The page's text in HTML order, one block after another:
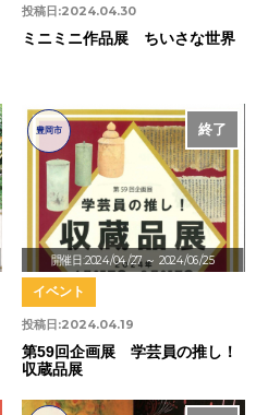
投稿日:2024.04.30
ミニミニ作品展 ちいさな世界
開催日:2024/04/27 ～ 2024/06/25
終了
豊岡市
投稿日:2024.04.19
イベント
第59回企画展 学芸員の推し！
収蔵品展